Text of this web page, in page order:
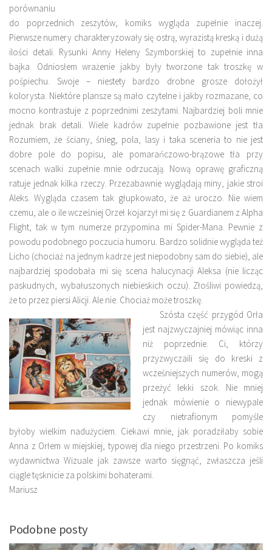
porównaniu
do poprzednich zeszytów, komiks wygląda zupełnie inaczej.
Pierwsze numery charakteryzowały się ostrą, wyrazistą kreską i dużą
ilości detali. Rysunki Anny Heleny Szymborskiej to zupełnie inna
bajka. Odniosłem wrażenie jakby były tworzone tak troszkę w
pośpiechu. Swoje – niestety bardzo drobne grosze dołożył
kolorysta. Niektóre plansze są mało czytelne i jakby rozmazane, co
mocno kontrastuje z poprzednimi zeszytami. Najbardziej boli mnie
jednak brak detali. Wiele kadrów zupełnie pozbawione jest tła
Rozumiem, że ściany, śnieg, pola, lasy i taka sceneria to nie jest
dobre pole do popisu, ale pomarańczowo-brązowe tła przy
scenach walki zupełnie mnie odrzucają. Nową oprawę graficzną
ratuje jednak kilka rzeczy. Przezabawnie wyglądają miny, jakie stroi
Aleks. Wygląda czasem tak głupkowato, że aż uroczo. Nie wiem
czemu, ale o ile wcześniej Orzeł kojarzył mi się z Guardianem z Alpha
Flight, tak w tym numerze przypomina mi Spider-Mana. Pewnie z
powodu podobnego poczucia humoru. Bardzo solidnie wygląda też
Licho (chociaż na jednym kadrze jest niepodobny sam do siebie), ale
najbardziej spodobała mi się scena halucynacji Aleksa (nie licząc
paskudnych, wybałuszonych niebieskich oczu). Złośliwi powiedzą,
że to przez piersi Alicji. Ale nie. Chociaż może troszkę.
Szósta część przygód Orła
jest najzwyczajniej mówiąc inna
niż poprzednie. Ci, którzy
przyzwyczaili się do kreski z
wcześniejszych numerów, mogą
przeżyć lekki szok. Nie mniej
jednak mówienie o niewypale
czy nietrafionym pomyśle
byłoby wielkim nadużyciem. Ciekawi mnie, jak poradziłaby sobie
Anna z Orłem w miejskiej, typowej dla niego przestrzeni. Po komiks
wydawnictwa Wizuale jak zawsze warto sięgnąć, zwłaszcza jeśli
ciągle tęsknicie za polskimi bohaterami.
Mariusz
Podobne posty